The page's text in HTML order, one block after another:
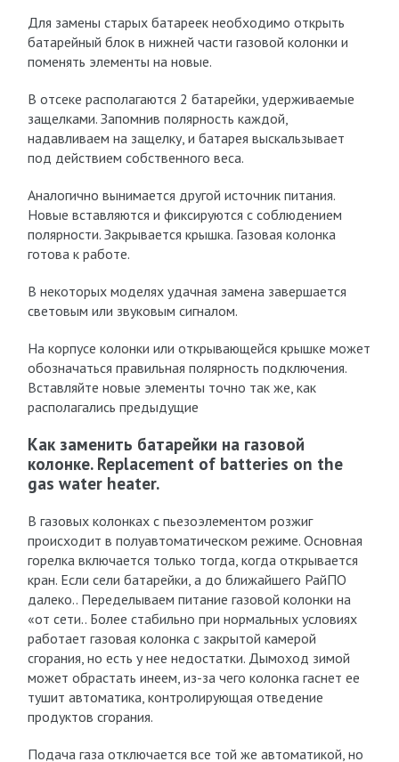
Для замены старых батареек необходимо открыть
батарейный блок в нижней части газовой колонки и
поменять элементы на новые.
В отсеке располагаются 2 батарейки, удерживаемые
защелками. Запомнив полярность каждой,
надавливаем на защелку, и батарея выскальзывает
под действием собственного веса.
Аналогично вынимается другой источник питания.
Новые вставляются и фиксируются с соблюдением
полярности. Закрывается крышка. Газовая колонка
готова к работе.
В некоторых моделях удачная замена завершается
световым или звуковым сигналом.
На корпусе колонки или открывающейся крышке может
обозначаться правильная полярность подключения.
Вставляйте новые элементы точно так же, как
располагались предыдущие
Как заменить батарейки на газовой
колонке. Replacement of batteries on the
gas water heater.
В газовых колонках с пьезоэлементом розжиг
происходит в полуавтоматическом режиме. Основная
горелка включается только тогда, когда открывается
кран. Если сели батарейки, а до ближайшего РайПО
далеко.. Переделываем питание газовой колонки на
«от сети.. Более стабильно при нормальных условиях
работает газовая колонка с закрытой камерой
сгорания, но есть у нее недостатки. Дымоход зимой
может обрастать инеем, из-за чего колонка гаснет ее
тушит автоматика, контролирующая отведение
продуктов сгорания.
Подача газа отключается все той же автоматикой, но